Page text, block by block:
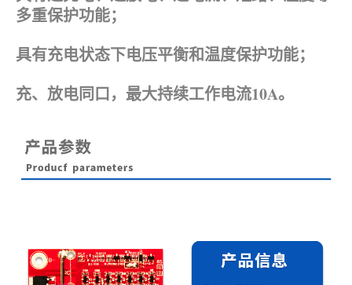
多重保护功能；
具有充电状态下电压平衡和温度保护功能；
充、放电同口，最大持续工作电流10A。